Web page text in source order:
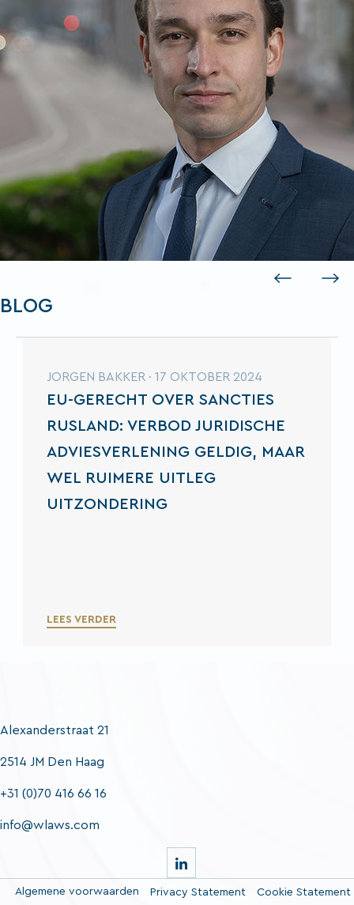
BLOG
JORGEN BAKKER · 17 OKTOBER 2024
EU-GERECHT OVER SANCTIES
RUSLAND: VERBOD JURIDISCHE
ADVIESVERLENING GELDIG, MAAR
WEL RUIMERE UITLEG
UITZONDERING
LEES VERDER
Previous
Next
Alexanderstraat 21
2514 JM Den Haag
+31 (0)70 416 66 16
info@wlaws.com
Algemene voorwaarden Privacy Statement
Cookie Statement